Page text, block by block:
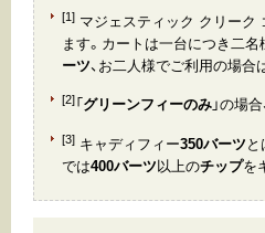
[1] マジェスティック クリーク
ます。カートは一台につき二
ーツ、お二人様でご利用の場合
[2] 「 グリーンフィーのみ 」の場
[3] キャディフィー350バーツ
では400バーツ 以上のチップを